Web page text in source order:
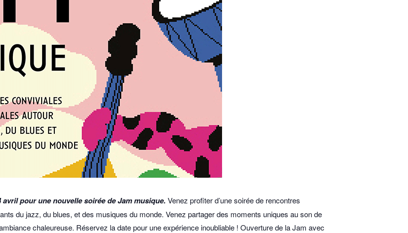
pour une nouvelle soirée de Jam musique. Venez profiter d’une soirée de rencontres
du jazz, du blues, et des musiques du monde. Venez partager des moments uniques au son de
chaleureuse. Réservez la date pour une expérience inoubliable ! Ouverture de la Jam avec